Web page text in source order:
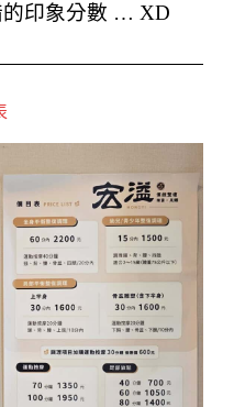
的印象分數 … XD